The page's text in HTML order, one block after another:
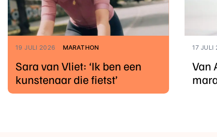
19 JULI 2026 MARATHON
Sara van Vliet: ‘Ik ben een
kunstenaar die fietst’
17 JULI
Van